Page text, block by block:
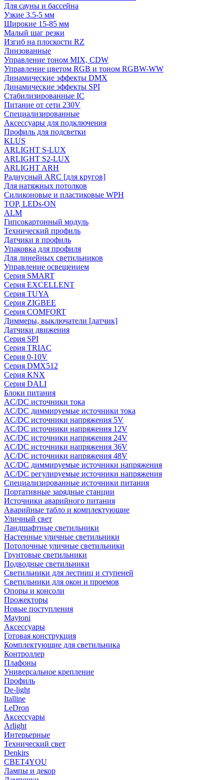
Для сауны и бассейна
Узкие 3.5-5 мм
Широкие 15-85 мм
Малый шаг резки
Изгиб на плоскости RZ
Линзованные
Управление тоном MIX, CDW
Управление цветом RGB и тоном RGBW-WW
Динамические эффекты DMX
Динамические эффекты SPI
Стабилизированные IC
Питание от сети 230V
Специализированные
Аксессуары для подключения
Профиль для подсветки
KLUS
ARLIGHT S-LUX
ARLIGHT S2-LUX
ARLIGHT ARH
Радиусный ARC [для кругов]
Для натяжных потолков
Силиконовые и пластиковые WPH
TOP, LEDs-ON
ALM
Гипсокартонный модуль
Технический профиль
Датчики в профиль
Упаковка для профиля
Для линейных светильников
Управление освещением
Серия SMART
Серия EXCELLENT
Серия TUYA
Серия ZIGBEE
Серия COMFORT
Диммеры, выключатели [датчик]
Датчики движения
Серия SPI
Серия TRIAC
Серия 0-10V
Серия DMX512
Серия KNX
Серия DALI
Блоки питания
AC/DC источники тока
AC/DC диммируемые источники тока
AC/DC источники напряжения 5V
AC/DC источники напряжения 12V
AC/DC источники напряжения 24V
AC/DC источники напряжения 36V
AC/DC источники напряжения 48V
AC/DC диммируемые источники напряжения
AC/DC регулируемые источники напряжения
Специализированные источники питания
Портативные зарядные станции
Источники аварийного питания
Аварийные табло и комплектующие
Уличный свет
Ландшафтные светильники
Настенные уличные светильники
Потолочные уличные светильники
Грунтовые светильники
Подводные светильники
Светильники для лестниц и ступеней
Светильники для окон и проемов
Опоры и консоли
Прожекторы
Новые поступления
Maytoni
Аксессуары
Готовая конструкция
Комплектующие для светильника
Контроллер
Плафоны
Универсальное крепление
Профиль
De-light
Italline
LeDron
Аксессуары
Arlight
Интерьерные
Технический свет
Denkirs
СВЕТ4YOU
Лампы и декор